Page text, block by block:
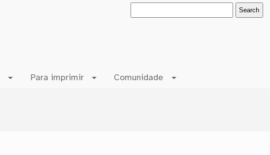
Para imprimir Comunidade